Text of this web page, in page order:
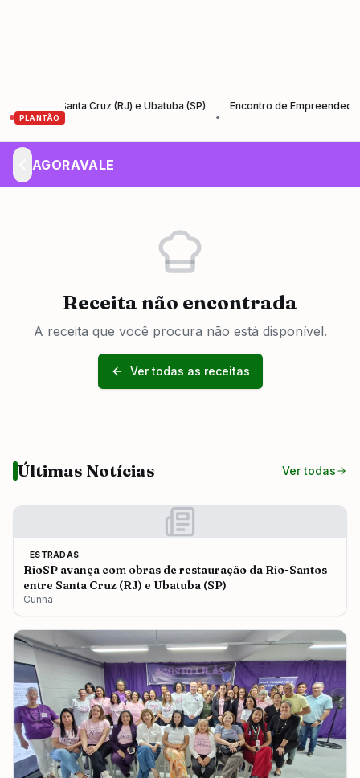
PLANTÃO
Santa Cruz (RJ) e Ubatuba (SP)
Encontro de Empreendedores –
AGORAVALE
Receita não encontrada
A receita que você procura não está disponível.
Ver todas as receitas
Últimas Notícias Ver todas
ESTRADAS
RioSP avança com obras de restauração da Rio-Santos
entre Santa Cruz (RJ) e Ubatuba (SP)
Cunha